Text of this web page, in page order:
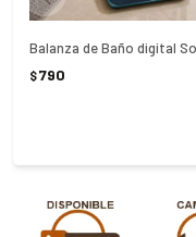
$790